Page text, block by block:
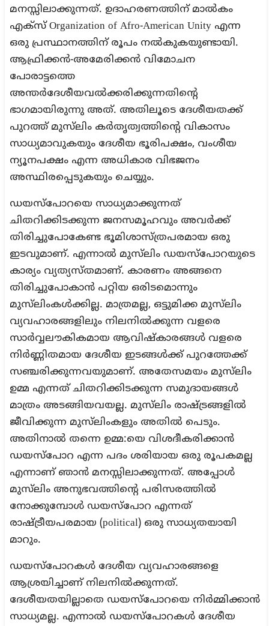
മനസ്സിലാക്കുന്നത്. ഉദാഹരണത്തിന് മാല്‍കം
എക്‌സ് Organization of Afro-American Unity എന്ന
ഒരു പ്രസ്ഥാനത്തിന് രൂപം നല്‍കുകയുണ്ടായി.
ആഫ്രിക്കന്‍-അമേരിക്കന്‍ വിമോചന
പോരാട്ടത്തെ
അന്തര്‍ദേശീയവല്‍ക്കരിക്കുന്നതിന്റെ
ഭാഗമായിരുന്നു അത്. അതിലൂടെ ദേശീയതക്ക്
പുറത്ത് മുസ്‌ലിം കര്‍തൃത്വത്തിന്റെ വികാസം
സാധ്യമാവുകയും ദേശീയ ഭൂരിപക്ഷം, വംശീയ
ന്യൂനപക്ഷം എന്ന അധികാര വിഭജനം
അസ്ഥിരപ്പെടുകയും ചെയ്യും.
ഡയസ്‌പോറയെ സാധ്യമാക്കുന്നത്
ചിതറിക്കിടക്കുന്ന ജനസമൂഹവും അവര്‍ക്ക്
തിരിച്ചുപോകേണ്ട ഭൂമിശാസ്ത്രപരമായ ഒരു
ഇടവുമാണ്. എന്നാല്‍ മുസ്‌ലിം ഡയസ്‌പോറയുടെ
കാര്യം വ്യത്യസ്തമാണ്. കാരണം അങ്ങനെ
തിരിച്ചുപോകാന്‍ പറ്റിയ ഒരിടമൊന്നും
മുസ്‌ലിംകള്‍ക്കില്ല. മാത്രമല്ല, ഒട്ടുമിക്ക മുസ്‌ലിം
വ്യവഹാരങ്ങളിലും നിലനില്‍ക്കുന്ന വളരെ
സാര്‍വ്വലൗകികമായ ആവിഷ്‌കാരങ്ങള്‍ വളരെ
നിര്‍ണ്ണിതമായ ദേശീയ ഇടങ്ങള്‍ക്ക് പുറത്തേക്ക്
സഞ്ചരിക്കുന്നവയുമാണ്. അതേസമയം മുസ്‌ലിം
ഉമ്മ എന്നത് ചിതറിക്കിടക്കുന്ന സമുദായങ്ങള്‍
മാത്രം അടങ്ങിയവയല്ല. മുസ്‌ലിം രാഷ്ട്രങ്ങളില്‍
ജീവിക്കുന്ന മുസ്‌ലിംകളും അതില്‍ പെടും.
അതിനാല്‍ തന്നെ ഉമ്മ:യെ വിശദീകരിക്കാന്‍
ഡയസ്‌പോറ എന്ന പദം ശരിയായ ഒരു രൂപകമല്ല
എന്നാണ് ഞാന്‍ മനസ്സിലാക്കുന്നത്. അപ്പോള്‍
മുസ്‌ലിം അനുഭവത്തിന്റെ പരിസരത്തില്‍
നോക്കുമ്പോള്‍ ഡയസ്‌പോറ എന്നത്
രാഷ്ട്രീയപരമായ (political) ഒരു സാധ്യതയായി
മാറും.
ഡയസ്‌പോറകള്‍ ദേശീയ വ്യവഹാരങ്ങളെ
ആശ്രയിച്ചാണ് നിലനില്‍ക്കുന്നത്.
ദേശീയതയില്ലാതെ ഡയസ്‌പോറയെ നിര്‍മ്മിക്കാന്‍
സാധ്യമല്ല. എന്നാല്‍ ഡയസ്‌പോറകള്‍ ദേശീയ